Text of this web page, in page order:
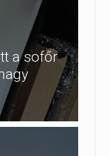
a sofőr